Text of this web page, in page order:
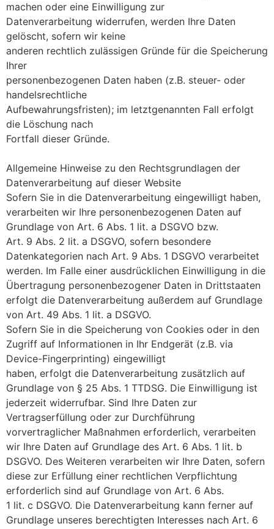
machen oder eine Einwilligung zur
Datenverarbeitung widerrufen, werden Ihre Daten
gelöscht, sofern wir keine
anderen rechtlich zulässigen Gründe für die Speicherung
Ihrer
personenbezogenen Daten haben (z.B. steuer- oder
handelsrechtliche
Aufbewahrungsfristen); im letztgenannten Fall erfolgt
die Löschung nach
Fortfall dieser Gründe.
Allgemeine Hinweise zu den Rechtsgrundlagen der
Datenverarbeitung auf dieser Website
Sofern Sie in die Datenverarbeitung eingewilligt haben,
verarbeiten wir Ihre personenbezogenen Daten auf
Grundlage von Art. 6 Abs. 1 lit. a DSGVO bzw.
Art. 9 Abs. 2 lit. a DSGVO, sofern besondere
Datenkategorien nach Art. 9 Abs. 1 DSGVO verarbeitet
werden. Im Falle einer ausdrücklichen Einwilligung in die
Übertragung personenbezogener Daten in Drittstaaten
erfolgt die Datenverarbeitung außerdem auf Grundlage
von Art. 49 Abs. 1 lit. a DSGVO.
Sofern Sie in die Speicherung von Cookies oder in den
Zugriff auf Informationen in Ihr Endgerät (z.B. via
Device-Fingerprinting) eingewilligt
haben, erfolgt die Datenverarbeitung zusätzlich auf
Grundlage von § 25 Abs. 1 TTDSG. Die Einwilligung ist
jederzeit widerrufbar. Sind Ihre Daten zur
Vertragserfüllung oder zur Durchführung
vorvertraglicher Maßnahmen erforderlich, verarbeiten
wir Ihre Daten auf Grundlage des Art. 6 Abs. 1 lit. b
DSGVO. Des Weiteren verarbeiten wir Ihre Daten, sofern
diese zur Erfüllung einer rechtlichen Verpflichtung
erforderlich sind auf Grundlage von Art. 6 Abs.
1 lit. c DSGVO. Die Datenverarbeitung kann ferner auf
Grundlage unseres berechtigten Interesses nach Art. 6